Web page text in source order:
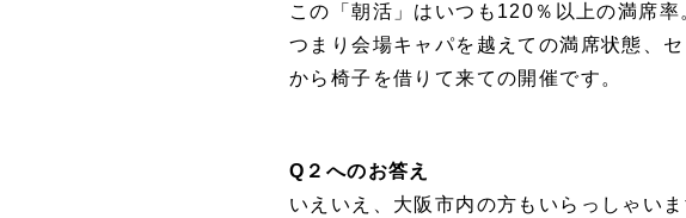
この「朝活」はいつも120％以上の満席率
つまり会場キャパを越えての満席状態、
から椅子を借りて来ての開催です。
Q２へのお答え
いえいえ、大阪市内の方もいらっしゃい